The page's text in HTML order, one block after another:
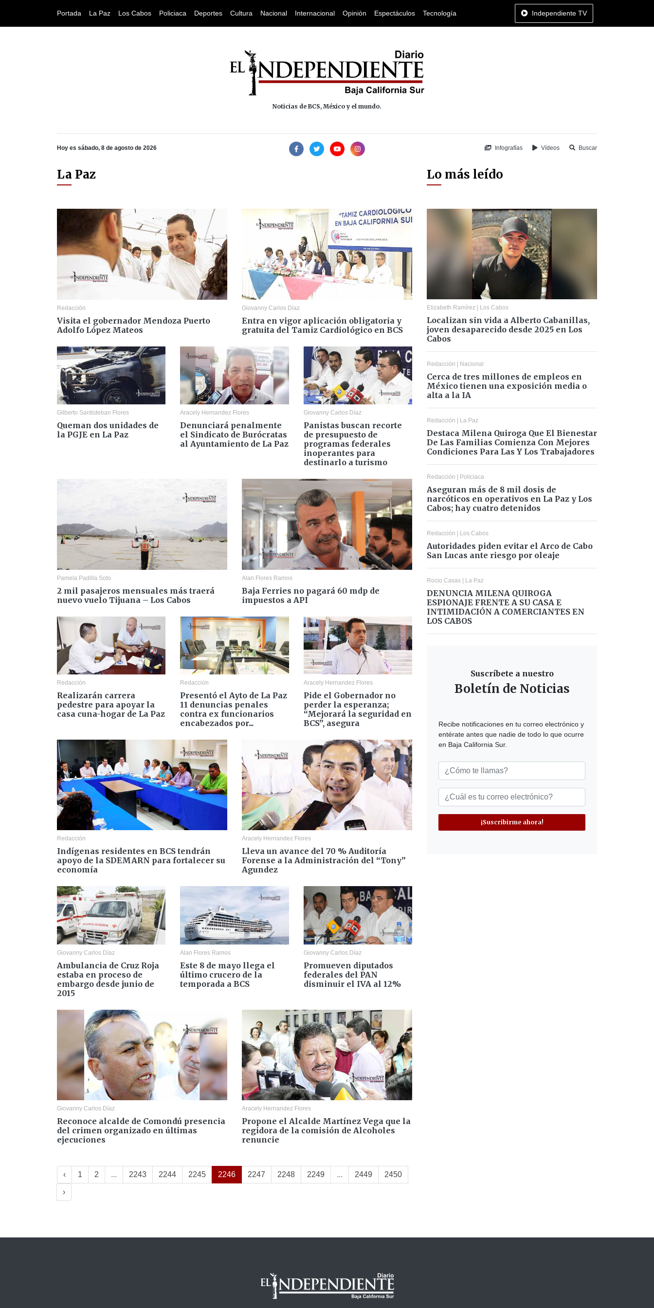
Portada La Paz Los Cabos Policiaca Deportes Cultura Nacional Internacional Opinión Espectáculos Tecnología Independiente TV
Noticias de BCS, México y el mundo.
Hoy es sábado, 8 de agosto de 2026 Infografías Vídeos Buscar
La Paz
Redacción
Visita el gobernador Mendoza Puerto
Adolfo López Mateos
Giovanny Carlos Díaz
Entra en vigor aplicación obligatoria y
gratuita del Tamiz Cardiológico en BCS
Gilberto Santisteban Flores
Queman dos unidades de
la PGJE en La Paz
Aracely Hernandez Flores
Denunciará penalmente
el Sindicato de Burócratas
al Ayuntamiento de La Paz
Giovanny Carlos Díaz
Panistas buscan recorte
de presupuesto de
programas federales
inoperantes para
destinarlo a turismo
Pamela Padilla Soto
2 mil pasajeros mensuales más traerá
nuevo vuelo Tijuana – Los Cabos
Alan Flores Ramos
Baja Ferries no pagará 60 mdp de
impuestos a API
Redacción
Realizarán carrera
pedestre para apoyar la
casa cuna-hogar de La Paz
Redacción
Presentó el Ayto de La Paz
11 denuncias penales
contra ex funcionarios
encabezados por...
Aracely Hernandez Flores
Pide el Gobernador no
perder la esperanza;
“Mejorará la seguridad en
BCS”, asegura
Redacción
Indígenas residentes en BCS tendrán
apoyo de la SDEMARN para fortalecer su
economía
Aracely Hernandez Flores
Lleva un avance del 70 % Auditoría
Forense a la Administración del “Tony”
Agundez
Giovanny Carlos Díaz
Ambulancia de Cruz Roja
estaba en proceso de
embargo desde junio de
2015
Alan Flores Ramos
Este 8 de mayo llega el
último crucero de la
temporada a BCS
Giovanny Carlos Díaz
Promueven diputados
federales del PAN
disminuir el IVA al 12%
Giovanny Carlos Díaz
Reconoce alcalde de Comondú presencia
del crimen organizado en últimas
ejecuciones
Aracely Hernandez Flores
Propone el Alcalde Martínez Vega que la
regidora de la comisión de Alcoholes
renuncie
‹ 1 2 ... 2243 2244 2245 2246 2247 2248 2249 ... 2449 2450
›
Lo más leído
Elizabeth Ramírez | Los Cabos
Localizan sin vida a Alberto Cabanillas,
joven desaparecido desde 2025 en Los
Cabos
Redacción | Nacional
Cerca de tres millones de empleos en
México tienen una exposición media o
alta a la IA
Redacción | La Paz
Destaca Milena Quiroga Que El Bienestar
De Las Familias Comienza Con Mejores
Condiciones Para Las Y Los Trabajadores
Redacción | Policiaca
Aseguran más de 8 mil dosis de
narcóticos en operativos en La Paz y Los
Cabos; hay cuatro detenidos
Redacción | Los Cabos
Autoridades piden evitar el Arco de Cabo
San Lucas ante riesgo por oleaje
Rocio Casas | La Paz
DENUNCIA MILENA QUIROGA
ESPIONAJE FRENTE A SU CASA E
INTIMIDACIÓN A COMERCIANTES EN
LOS CABOS
Suscríbete a nuestro
Boletín de Noticias
Recibe notificaciones en tu correo electrónico y
entérate antes que nadie de todo lo que ocurre
en Baja California Sur.
¡Suscribirme ahora!